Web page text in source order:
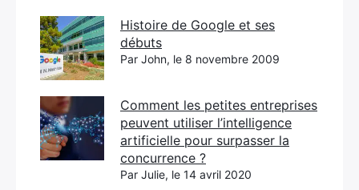
Histoire de Google et ses
débuts
Par John, le 8 novembre 2009
Comment les petites entreprises
peuvent utiliser l’intelligence
artificielle pour surpasser la
concurrence ?
Par Julie, le 14 avril 2020